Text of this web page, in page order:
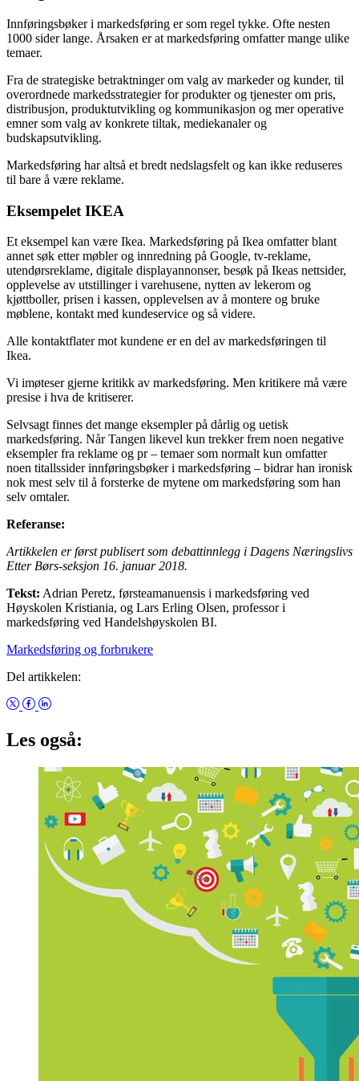
Innføringsbøker i markedsføring er som regel tykke. Ofte nesten
1000 sider lange. Årsaken er at markedsføring omfatter mange ulike
temaer.
Fra de strategiske betraktninger om valg av markeder og kunder, til
overordnede markedsstrategier for produkter og tjenester om pris,
distribusjon, produktutvikling og kommunikasjon og mer operative
emner som valg av konkrete tiltak, mediekanaler og
budskapsutvikling.
Markedsføring har altså et bredt nedslagsfelt og kan ikke reduseres
til bare å være reklame.
Eksempelet IKEA
Et eksempel kan være Ikea. Markedsføring på Ikea omfatter blant
annet søk etter møbler og innredning på Google, tv-reklame,
utendørsreklame, digitale displayannonser, besøk på Ikeas nettsider,
opplevelse av utstillinger i varehusene, nytten av lekerom og
kjøttboller, prisen i kassen, opplevelsen av å montere og bruke
møblene, kontakt med kundeservice og så videre.
Alle kontaktflater mot kundene er en del av markedsføringen til
Ikea.
Vi imøteser gjerne kritikk av markedsføring. Men kritikere må være
presise i hva de kritiserer.
Selvsagt finnes det mange eksempler på dårlig og uetisk
markedsføring. Når Tangen likevel kun trekker frem noen negative
eksempler fra reklame og pr – temaer som normalt kun omfatter
noen titallssider innføringsbøker i markedsføring – bidrar han ironisk
nok mest selv til å forsterke de mytene om markedsføring som han
selv omtaler.
Referanse:
Artikkelen er først publisert som debattinnlegg i Dagens Næringslivs
Etter Børs-seksjon 16. januar 2018.
Tekst: Adrian Peretz, førsteamanuensis i markedsføring ved
Høyskolen Kristiania, og Lars Erling Olsen, professor i
markedsføring ved Handelshøyskolen BI.
Markedsføring og forbrukere
Del artikkelen:
Les også: